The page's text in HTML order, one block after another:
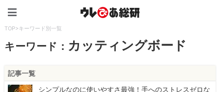
TOP>キーワード別一覧
キーワード： カッティングボード
記事一覧
シンプルなのに使いやすさ最強！手へのストレスゼロな